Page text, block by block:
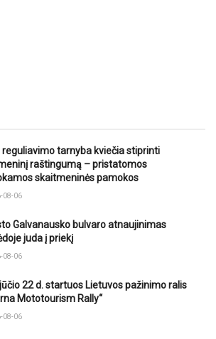
reguliavimo tarnyba kviečia stiprinti
raštingumą – pristatomos
skaitmeninės pamokos
08-06
Galvanausko bulvaro atnaujinimas
juda į priekį
08-06
22 d. startuos Lietuvos pažinimo ralis
Mototourism Rally“
08-06